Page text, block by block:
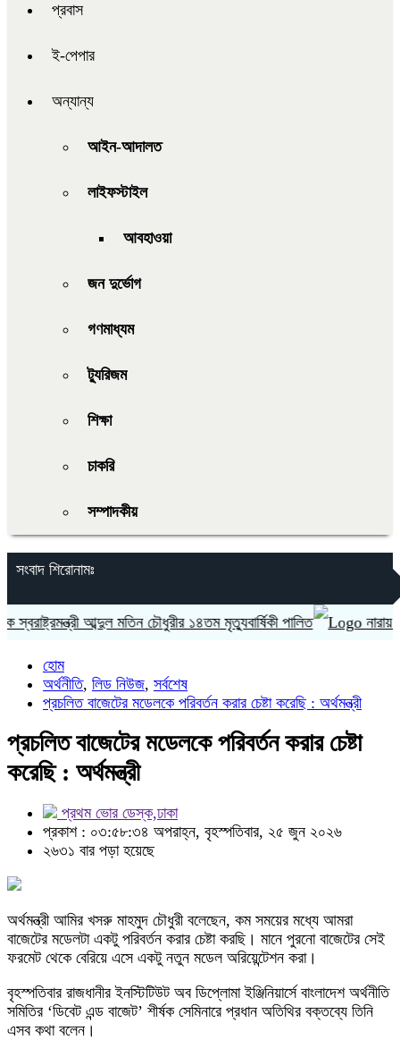
প্রবাস
ই-পেপার
অন্যান্য
আইন-আদালত
লাইফস্টাইল
আবহাওয়া
জন দুর্ভোগ
গণমাধ্যম
ট্যুরিজম
শিক্ষা
চাকরি
সম্পাদকীয়
সংবাদ শিরোনামঃ
আব্দুল মতিন চৌধুরীর ১৪তম মৃত্যুবার্ষিকী পালিত
হোম
অর্থনীতি, লিড নিউজ, সর্বশেষ
প্রচলিত বাজেটের মডেলকে পরিবর্তন করার চেষ্টা করেছি : অর্থমন্ত্রী
প্রচলিত বাজেটের মডেলকে পরিবর্তন করার চেষ্টা
করেছি : অর্থমন্ত্রী
প্রথম ভোর ডেস্ক,ঢাকা
প্রকাশ : ০৩:৫৮:৩৪ অপরাহ্ন, বৃহস্পতিবার, ২৫ জুন ২০২৬
২৬৩১ বার পড়া হয়েছে
অর্থমন্ত্রী আমির খসরু মাহমুদ চৌধুরী বলেছেন, কম সময়ের মধ্যে আমরা
বাজেটের মডেলটা একটু পরিবর্তন করার চেষ্টা করছি। মানে পুরনো বাজেটের সেই
ফরমেট থেকে বেরিয়ে এসে একটু নতুন মডেল অরিয়েন্টেশন করা।
বৃহস্পতিবার রাজধানীর ইনস্টিটিউট অব ডিপ্লোমা ইঞ্জিনিয়ার্সে বাংলাদেশ অর্থনীতি
সমিতির ‘ডিবেট এন্ড বাজেট’ শীর্ষক সেমিনারে প্রধান অতিথির বক্তব্যে তিনি
এসব কথা বলেন।